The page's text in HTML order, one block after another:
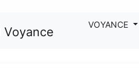
VOYANCE